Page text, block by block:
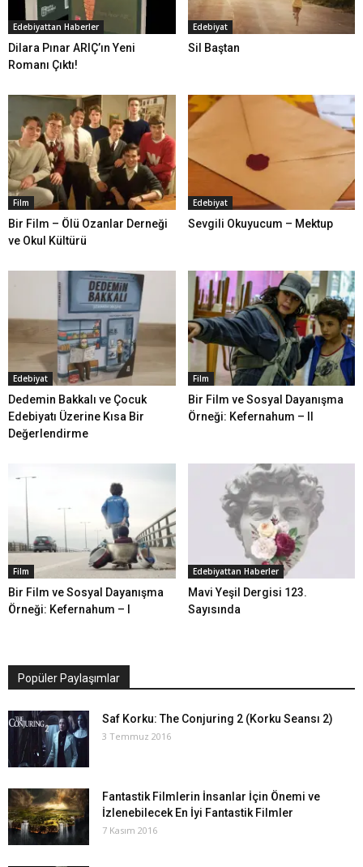
Edebiyattan Haberler
Dilara Pınar ARIÇ’ın Yeni
Romanı Çıktı!
Edebiyat
Sil Baştan
Film
Bir Film – Ölü Ozanlar Derneği
ve Okul Kültürü
Edebiyat
Sevgili Okuyucum – Mektup
Edebiyat
Dedemin Bakkalı ve Çocuk
Edebiyatı Üzerine Kısa Bir
Değerlendirme
Film
Bir Film ve Sosyal Dayanışma
Örneği: Kefernahum – II
Film
Bir Film ve Sosyal Dayanışma
Örneği: Kefernahum – I
Edebiyattan Haberler
Mavi Yeşil Dergisi 123.
Sayısında
Popüler Paylaşımlar
Saf Korku: The Conjuring 2 (Korku Seansı 2)
3 Temmuz 2016
Fantastik Filmlerin İnsanlar İçin Önemi ve
İzlenebilecek En İyi Fantastik Filmler
7 Kasım 2016